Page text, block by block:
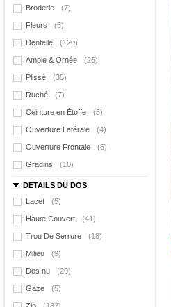
Broderie (7)
Fleurs (6)
Dentelle (120)
Ample & Ornée (26)
Plissé (35)
Ruché (7)
Ceinture en Étoffe (5)
Ouverture Latérale (4)
Ouverture Frontale (6)
Gradins (10)
DETAILS DU DOS
Lacet
(5)
Haute Couvert (41)
Trou De Serrure (18)
Milieu (9)
Dos nu (20)
Gaze (5)